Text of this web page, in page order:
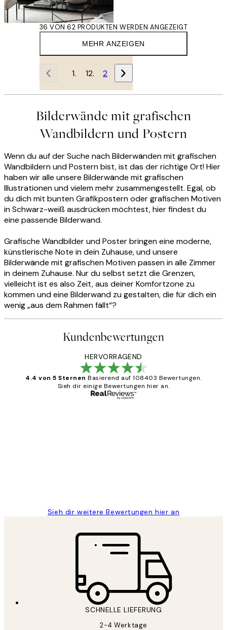
MEHR ANZEIGEN
36 VON 62 PRODUKTEN WERDEN ANGEZEIGT
1 2
Bilderwände mit grafischen
Wandbildern und Postern
Wenn du auf der Suche nach Bilderwänden mit grafischen
Wandbildern und Postern bist, ist das der richtige Ort! Hier
haben wir alle unsere Bilderwände mit grafischen
Illustrationen und vielem mehr zusammengestellt. Egal, ob
du dich mit bunten Grafikpostern oder grafischen Motiven
in Schwarz-weiß ausdrücken möchtest, hier findest du
eine passende Bilderwand.
Grafische Wandbilder und Poster bringen eine moderne,
künstlerische Note in dein Zuhause, und unsere
Bilderwände mit grafischen Motiven passen in alle Zimmer
in deinem Zuhause. Nur du selbst setzt die Grenzen,
vielleicht ist es also Zeit, aus deiner Komfortzone zu
kommen und eine Bilderwand zu gestalten, die für dich ein
wenig „aus dem Rahmen fällt“?
Kundenbewertungen
HERVORRAGEND
4.4 von 5 Sternen Basierend auf 108403 Bewertungen.
Sieh dir einige Bewertungen hier an.
Sieh dir weitere Bewertungen hier an
SCHNELLE LIEFERUNG
2-4 Werktage